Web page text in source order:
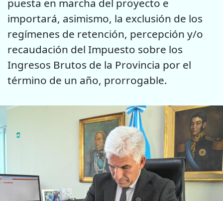
puesta en marcha del proyecto e
importará, asimismo, la exclusión de los
regímenes de retención, percepción y/o
recaudación del Impuesto sobre los
Ingresos Brutos de la Provincia por el
término de un año, prorrogable.